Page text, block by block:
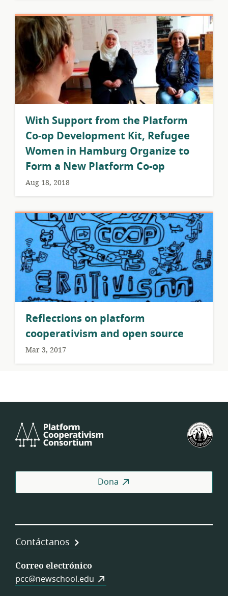
With Support from the Platform
Co-op Development Kit, Refugee
Women in Hamburg Organize to
Form a New Platform Co-op
Aug 18, 2018
Reflections on platform
cooperativism and open source
Mar 3, 2017
Cooperativism
Dona
Contáctanos
Correo electrónico
pcc@newschool.edu